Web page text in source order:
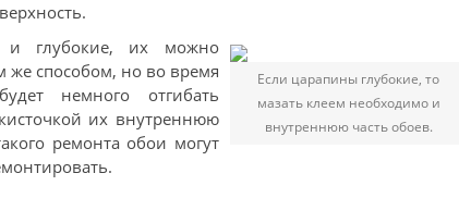
Если царапины глубокие, то
мазать клеем необходимо и
внутреннюю часть обоев.
и глубокие, их можно
же способом, но во время
немного отгибать
их внутреннюю
ремонта обои могут